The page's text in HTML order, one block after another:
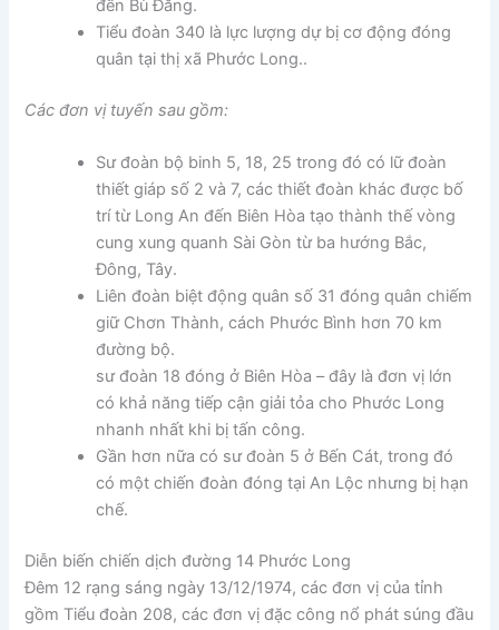
đến Bù Đăng.
Tiểu đoàn 340 là lực lượng dự bị cơ động đóng
quân tại thị xã Phước Long..
Các đơn vị tuyến sau gồm:
Sư đoàn bộ binh 5, 18, 25 trong đó có lữ đoàn
thiết giáp số 2 và 7, các thiết đoàn khác được bố
trí từ Long An đến Biên Hòa tạo thành thế vòng
cung xung quanh Sài Gòn từ ba hướng Bắc,
Đông, Tây.
Liên đoàn biệt động quân số 31 đóng quân chiếm
giữ Chơn Thành, cách Phước Bình hơn 70 km
đường bộ.
sư đoàn 18 đóng ở Biên Hòa – đây là đơn vị lớn
có khả năng tiếp cận giải tỏa cho Phước Long
nhanh nhất khi bị tấn công.
Gần hơn nữa có sư đoàn 5 ở Bến Cát, trong đó
có một chiến đoàn đóng tại An Lộc nhưng bị hạn
chế.
Diễn biến chiến dịch đường 14 Phước Long
Đêm 12 rạng sáng ngày 13/12/1974, các đơn vị của tỉnh
gồm Tiểu đoàn 208, các đơn vị đặc công nổ phát súng đầu